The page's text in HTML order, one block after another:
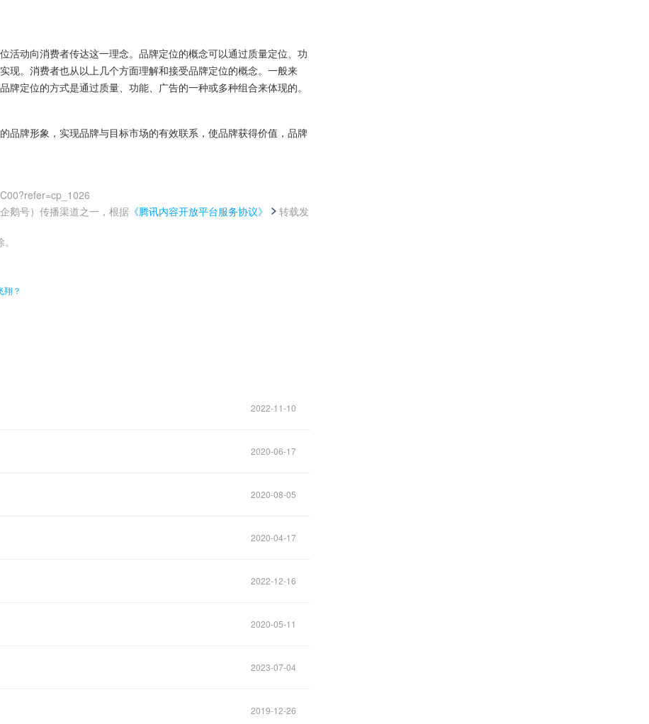
活动向消费者传达这一理念。品牌定位的概念可以通过质量定位、功
现。消费者也从以上几个方面理解和接受品牌定位的概念。一般来
定位的方式是通过质量、功能、广告的一种或多种组合来体现的。
品牌形象，实现品牌与目标市场的有效联系，使品牌获得价值，品牌
鹅号）传播渠道之一，根据 《腾讯内容开放平台服务协议》
转载发
翔？
2022-11-10
2020-06-17
2020-08-05
2020-04-17
2022-12-16
2020-05-11
2023-07-04
2019-12-26